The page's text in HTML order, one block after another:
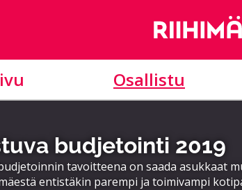
Osallistu
budjetointi 2019
tavoitteena on saada asukkaat
entistäkin parempi ja toimivampi